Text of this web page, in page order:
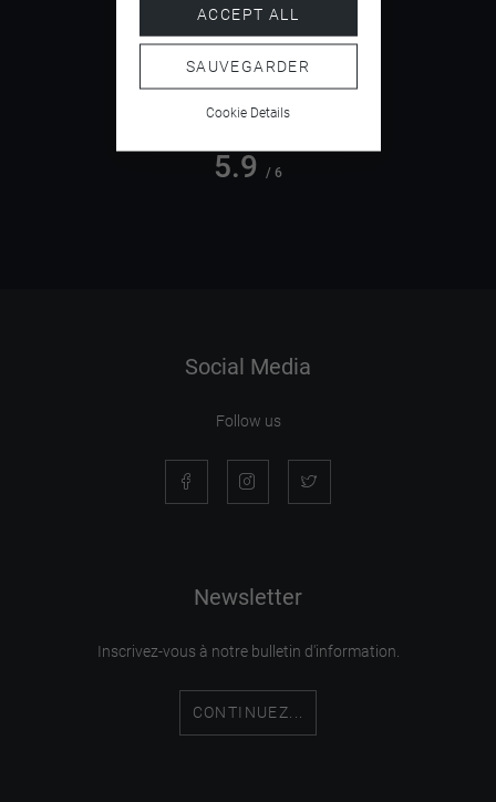
4.5
5.9 / 6
Social Media
Follow us
Newsletter
Inscrivez-vous à notre bulletin d'information.
CONTINUEZ...
ACCEPT ALL
SAUVEGARDER
Cookie Details